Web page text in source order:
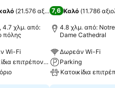
(21.576 αξιολογήσεις)
4.7 χλμ. από:
πόλης
Wi-Fi
επιτρέπονται
7,6 Καλό (11.786
4.8 χλμ. από:
Dame Cathedral
Δωρεάν Wi-Fi
Parking
Κατοικίδια